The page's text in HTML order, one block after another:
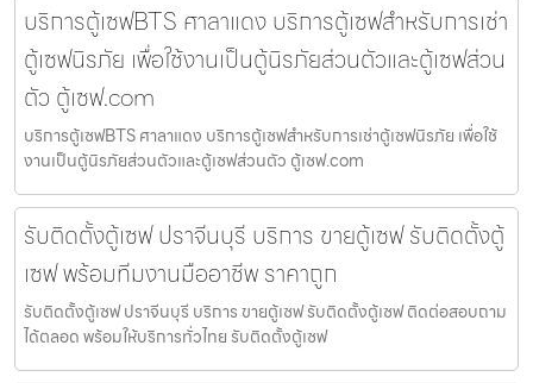
บริการตู้เซฟBTS ศาลาแดง บริการตู้เซฟสำหรับการเช่า
ตู้เซฟนิรภัย เพื่อใช้งานเป็นตู้นิรภัยส่วนตัวและตู้เซฟส่วน
ตัว ตู้เซฟ.com
บริการตู้เซฟBTS ศาลาแดง บริการตู้เซฟสำหรับการเช่าตู้เซฟนิรภัย เพื่อใช้
งานเป็นตู้นิรภัยส่วนตัวและตู้เซฟส่วนตัว ตู้เซฟ.com
รับติดตั้งตู้เซฟ ปราจีนบุรี บริการ ขายตู้เซฟ รับติดตั้งตู้
เซฟ พร้อมทีมงานมืออาชีพ ราคาถูก
รับติดตั้งตู้เซฟ ปราจีนบุรี บริการ ขายตู้เซฟ รับติดตั้งตู้เซฟ ติดต่อสอบถาม
ได้ตลอด พร้อมให้บริการทั่วไทย รับติดตั้งตู้เซฟ